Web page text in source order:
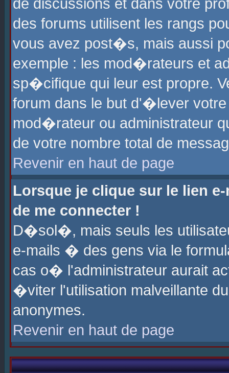
de discussions et dans votre
des forums utilisent les rangs
vous avez post�s, mais aussi
exemple : les mod�rateurs et
sp�cifique qui leur est propre.
forum dans le but d'�lever
mod�rateur ou administrateur
de votre nombre total de
Revenir en haut de page
Lorsque je clique sur le lien
de me connecter !
D�sol�, mais seuls les
e-mails � des gens via le
cas o� l'administrateur aurait
�viter l'utilisation malveillante
anonymes.
Revenir en haut de page